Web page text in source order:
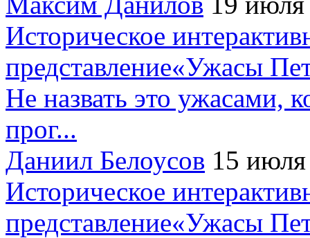
Историческое
представление«Ужасы
Не назвать это ужасами,
прог...
Даниил Белоусов 15
Историческое
представление«Ужасы